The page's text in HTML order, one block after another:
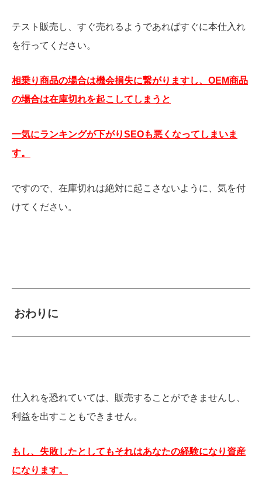
テスト販売し、すぐ売れるようであればすぐに本仕入れ
を行ってください。
相乗り商品の場合は機会損失に繋がりますし、OEM商品
の場合は在庫切れを起こしてしまうと
一気にランキングが下がりSEOも悪くなってしまいま
す。
ですので、在庫切れは絶対に起こさないように、気を付
けてください。
おわりに
仕入れを恐れていては、販売することができませんし、
利益を出すこともできません。
もし、失敗したとしてもそれはあなたの経験になり資産
になります。